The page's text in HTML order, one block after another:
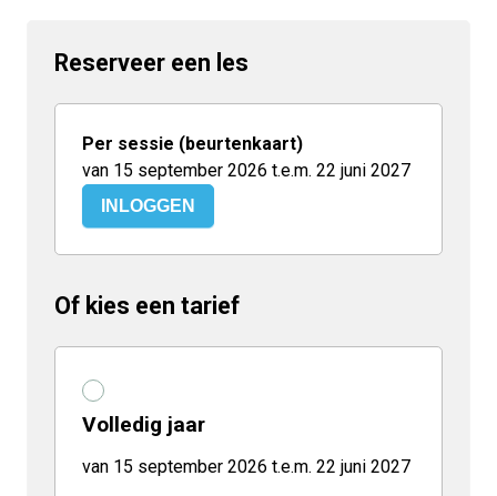
Reserveer een les
Per sessie (beurtenkaart)
van 15 september 2026 t.e.m. 22 juni 2027
INLOGGEN
Of kies een tarief
Volledig jaar
van 15 september 2026 t.e.m. 22 juni 2027